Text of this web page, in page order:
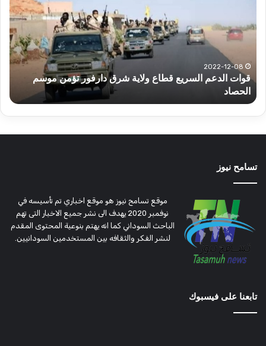
ولاية
شرق
تؤمن
موسم
الحصاد
2022-12-08
قوات الدعم السريع قطاع ولاية شرق دارفور تؤمن موسم
الحصاد
تسامح نيوز
موقع تسامح نيوز هو موقع اخباري تم تأسيسه في
نوفمبر 2020 يهدف الى نشر جميع الاخبار التى تهم
الباحث السوداني كما انه يهتم بنوعية المحتوى المقدم
لنشر الفكر والثقافه بين المستخدمين السودانيين.
تابعنا على فيسبوك